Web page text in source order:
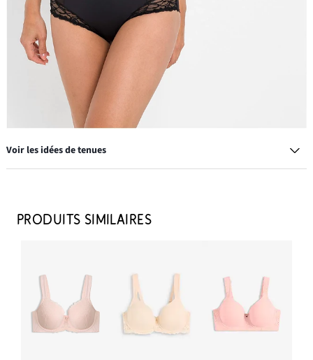
Voir les idées de tenues
16,99 €
Jolie culotte sculptante, maintien modéré
17,99 €
PRODUITS SIMILAIRES